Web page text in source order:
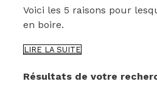
Voici les 5 raisons pour
en boire.
LIRE LA SUITE5
DE
Résultats de votre